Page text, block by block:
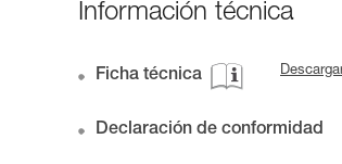
Información técnica
Ficha técnica
Declaración de conformidad